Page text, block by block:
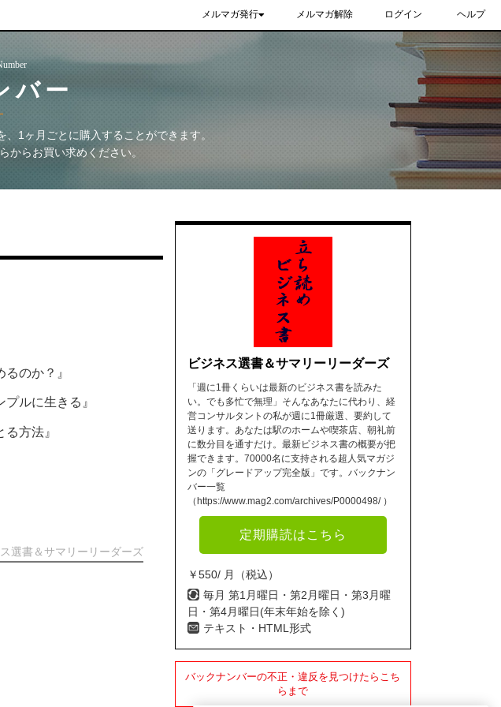
メルマガ発行 メルマガ解除 ログイン ヘルプ
バー
、1ヶ月ごとに購入することができます。
からお買い求めください。
のか？』
ルに生きる』
方法』
選書＆サマリーリーダーズ
ビジネス選書＆サマリーリーダーズ
「週に1冊くらいは最新のビジネス書を読みた
い。でも多忙で無理」そんなあなたに代わり、経
営コンサルタントの私が週に1冊厳選、要約して
送ります。あなたは駅のホームや喫茶店、朝礼前
に数分目を通すだけ。最新ビジネス書の概要が把
握できます。70000名に支持される超人気マガジ
ンの「グレードアップ完全版」です。バックナン
バー一覧
（https://www.mag2.com/archives/P0000498/ ）
定期購読はこちら
￥550/ 月（税込）
毎月 第1月曜日・第2月曜日・第3月曜
日・第4月曜日(年末年始を除く)
テキスト・HTML形式
バックナンバーの不正・違反を見つけたらこち
らまで